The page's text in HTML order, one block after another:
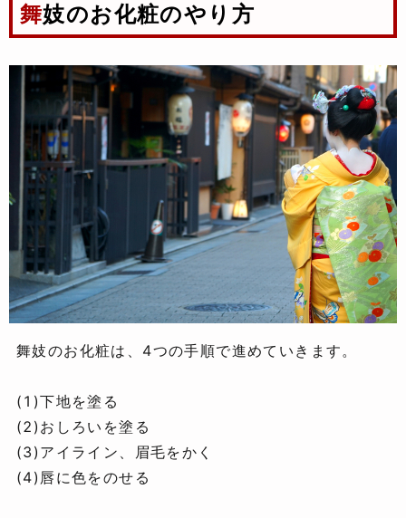
舞妓のお化粧のやり方
舞妓のお化粧は、4つの手順で進めていきます。
(1)下地を塗る
(2)おしろいを塗る
(3)アイライン、眉毛をかく
(4)唇に色をのせる